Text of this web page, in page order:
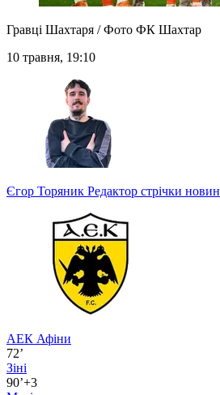
Гравці Шахтаря / Фото ФК Шахтар
10 травня, 19:10
Єгор Торяник Редактор стрічки новин
АЕК Афіни
72’
Зіні
90’+3